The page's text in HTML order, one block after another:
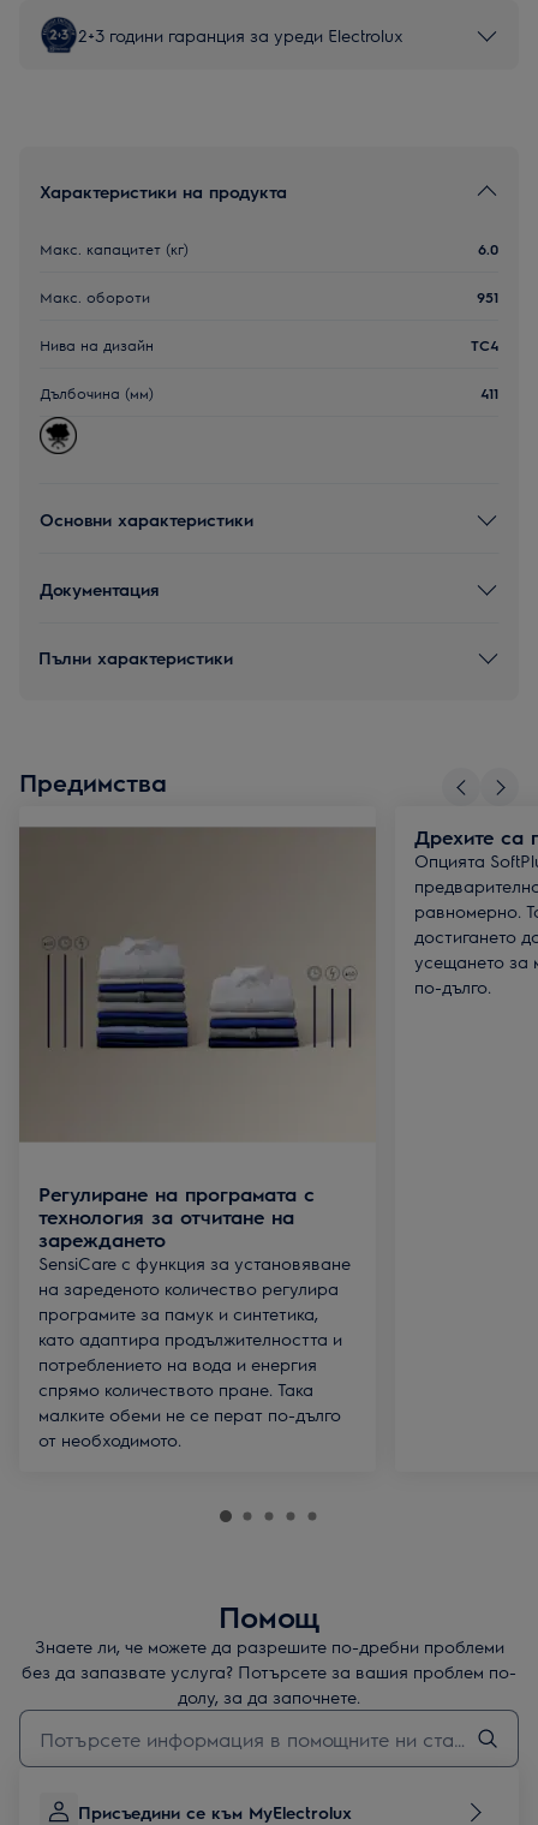
2+3 години гаранция за уреди Electrolux
Характеристики на продукта
Макс. капацитет (кг) 6.0
Макс. обороти 951
Нива на дизайн TC4
Дълбочина (мм) 411
Основни характеристики
Документация
Пълни характеристики
Предимства
Регулиране на програмата с
технология за отчитане на
зареждането
SensiCare с функция за установяване
на зареденото количество регулира
програмите за памук и синтетика,
като адаптира продължителността и
потреблението на вода и енергия
спрямо количеството пране. Така
малките обеми не се перат по-дълго
от необходимото.
Дрехите са
Опцията
равномерно.
достигането
усещането за
по-дълго.
Помощ
Знаете ли, че можете да разрешите по-дребни проблеми
без да запазвате услуга? Потърсете за вашия проблем по-
долу, за да започнете.
Въведете текст за да потърсите статии за поддръжка
Присъедини се към MyElectrolux